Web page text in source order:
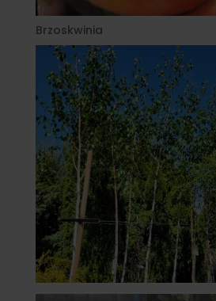
Brzoskwinia